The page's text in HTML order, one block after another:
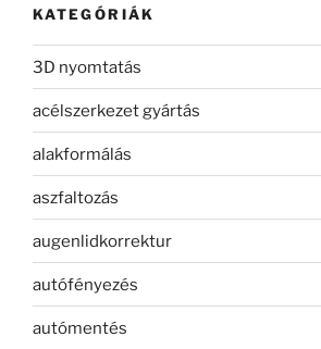
KATEGÓRIÁK
3D nyomtatás
acélszerkezet gyártás
alakformálás
aszfaltozás
augenlidkorrektur
autófényezés
autómentés